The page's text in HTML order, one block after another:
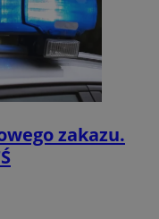
zakazu.